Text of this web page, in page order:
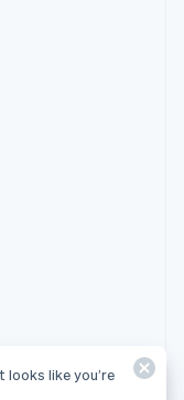
looks like you’re